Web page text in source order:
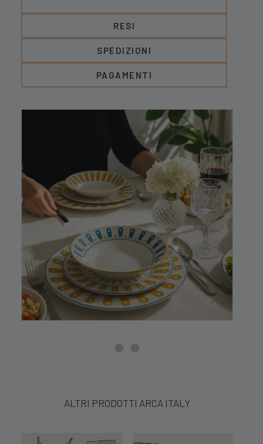
RESI
SPEDIZIONI
PAGAMENTI
ALTRI PRODOTTI ARCA ITALY